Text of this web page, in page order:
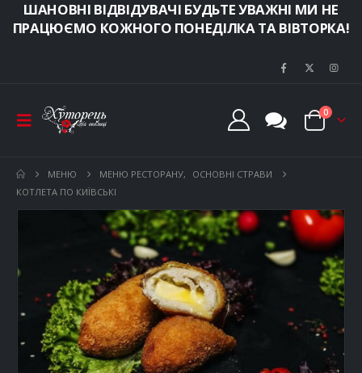
ШАНОВНІ ВІДВІДУВАЧІ БУДЬТЕ УВАЖНІ МИ НЕ
ПРАЦЮЄМО КОЖНОГО ПОНЕДІЛКА ТА ВІВТОРКА!
0
МЕНЮ МЕНЮ РЕСТОРАНУ,
ОСНОВНІ СТРАВИ
КОТЛЕТА ПО КИЇВСЬКІ